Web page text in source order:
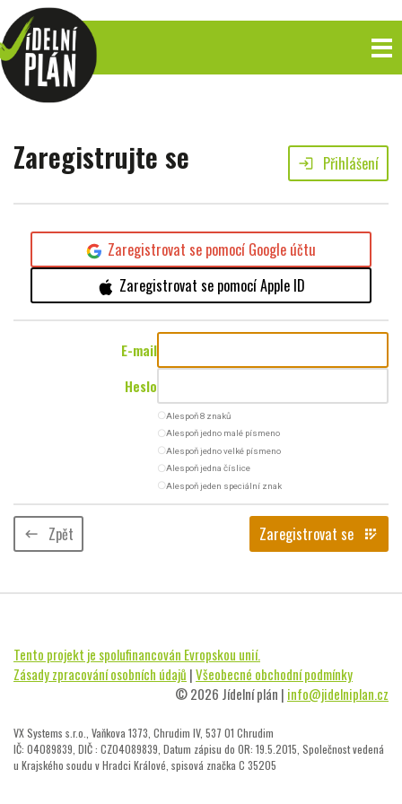
Zaregistrujte se login Přihlášení
Zaregistrovat se pomocí Google účtu
Zaregistrovat se pomocí Apple ID
E-mail
Heslo
radio_button_uncheckedAlespoň 8 znaků
radio_button_uncheckedAlespoň jedno malé písmeno
radio_button_uncheckedAlespoň jedno velké písmeno
radio_button_uncheckedAlespoň jedna číslice
radio_button_uncheckedAlespoň jeden speciální znak
keyboard_backspace Zpět Zaregistrovat se app_registration
Tento projekt je spolufinancován Evropskou unií.
Zásady zpracování osobních údajů |Všeobecné obchodní podmínky
© 2026 Jídelní plán | info@jidelniplan.cz
VX Systems s.r.o., Vaňkova 1373, Chrudim IV, 537 01 Chrudim
IČ: 04089839, DIČ : CZ04089839, Datum zápisu do OR: 19.5.2015, Společnost vedená
u Krajského soudu v Hradci Králové, spisová značka C 35205